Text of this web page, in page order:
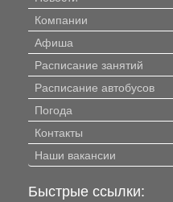
Компании
Афиша
Расписание занятий
Расписание автобусов
Погода
Контакты
Наши вакансии
Быстрые ссылки: